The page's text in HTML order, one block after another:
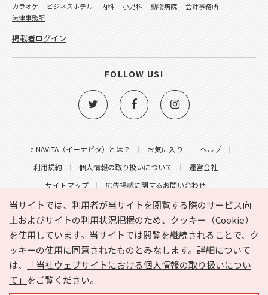
当サイトでは、利用者が当サイトを閲覧する際のサービス向
上およびサイトの利用状況把握のため、クッキー（Cookie）
を使用しています。当サイトでは閲覧を継続されることで、ク
ッキーの使用に同意されたものとみなします。詳細について
は、
「当社ウェブサイトにおける個人情報の取り扱いについ
て」 をご覧ください。
e-NAVITA（イーナビタ）とは？ お気に入り
ヘルプ
利用規約
個人情報の取り扱いについて
運営会社
サイトマップ
広告掲載に関するお問い合わせ
サイトの内容に関するお問い合わせ
カラオケ
ビジネスホテル 内科 小児科 動物病院
会計事務所
法律事務所
掲載者ログイン
FOLLOW US!
Copyright © HYOJITO.Co.,Ltd. All Rights Reserved.